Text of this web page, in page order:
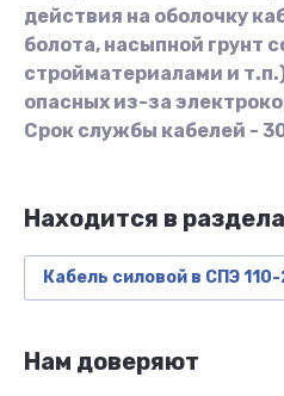
действия на оболочку
болота, насыпной грунт
стройматериалами и
опасных из-за
Срок службы кабелей -
Находится в
Кабель силовой в СПЭ
Нам доверяют